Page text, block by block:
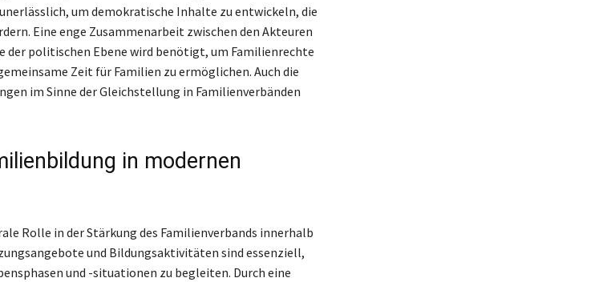
um demokratische Inhalte zu entwickeln, die
Eine enge Zusammenarbeit zwischen den Akteuren
der politischen Ebene wird benötigt, um Familienrechte
Zeit für Familien zu ermöglichen. Auch die
im Sinne der Gleichstellung in Familienverbänden
in modernen
Rolle in der Stärkung des Familienverbands innerhalb
und Bildungsaktivitäten sind essenziell,
und -situationen zu begleiten. Durch eine